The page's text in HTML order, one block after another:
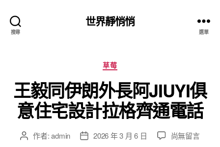
搜尋
世界靜悄悄
選單
分
類
草莓
王毅同伊朗外長阿JIUYI俱
意住宅設計拉格齊通電話
文 作者:admin
文 2026 年 3 月 6 日
在
尚無留言